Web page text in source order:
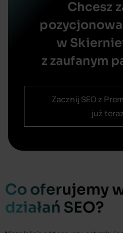
Chcesz
w
z zaufanym
Zacznij SEO z
już
Co oferujemy
działań SEO?